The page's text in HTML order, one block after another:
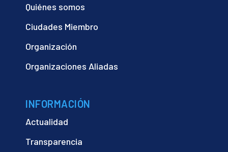
Quiénes somos
Ciudades Miembro
Organización
Organizaciones Aliadas
INFORMACIÓN
Actualidad
Transparencia